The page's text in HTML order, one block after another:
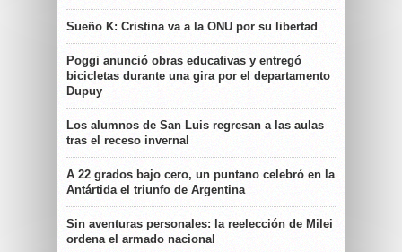
Sueño K: Cristina va a la ONU por su libertad
Poggi anunció obras educativas y entregó
bicicletas durante una gira por el departamento
Dupuy
Los alumnos de San Luis regresan a las aulas
tras el receso invernal
A 22 grados bajo cero, un puntano celebró en la
Antártida el triunfo de Argentina
Sin aventuras personales: la reelección de Milei
ordena el armado nacional